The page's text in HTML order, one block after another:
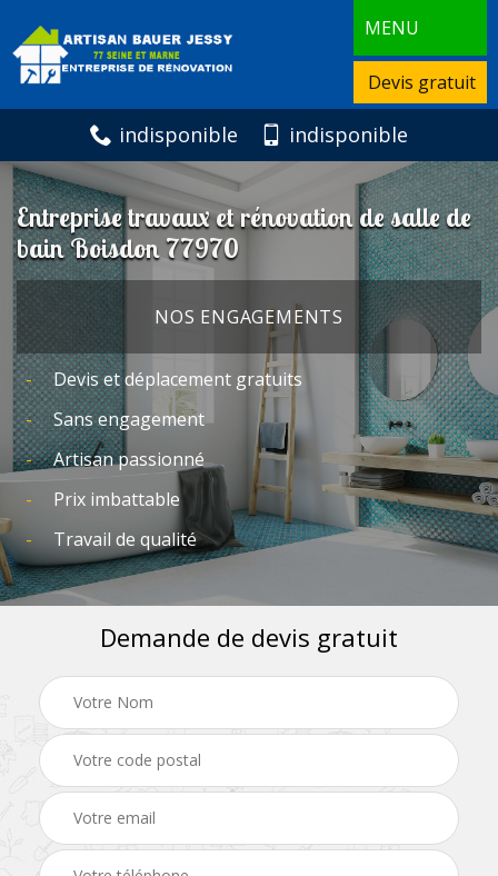
MENU
Devis gratuit
indisponible indisponible
Entreprise travaux et rénovation de salle de
bain Boisdon 77970
NOS ENGAGEMENTS
Devis et déplacement gratuits
Sans engagement
Artisan passionné
Prix imbattable
Travail de qualité
Demande de devis gratuit